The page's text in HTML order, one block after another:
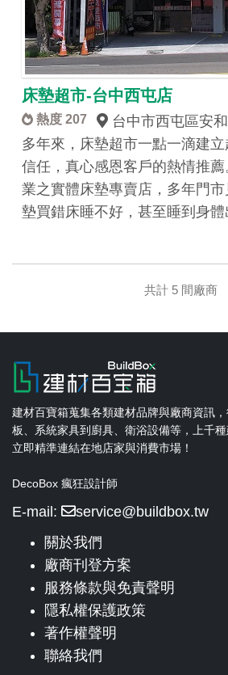
床墊超市-台中西屯店
熱度 207
台中市西屯區安
多年來，床墊超市一點一滴建
信任，真心感恩客戶的熱情推
業之實體床墊專賣店，多年門
墊買錯床睡不好，甚至睡到身
共計 5 間廠商
建材百寶箱蒐集各類建材品牌與廠商資訊
板、系統家具到廚具、衛浴設備等，上千種
立即精準連結在地店家與消費市場！
DecoBox 瘋狂設計師
E-mail:
service@buildbox.tw
關於我們
廠商刊登方案
服務條款與免責聲明
隱私權保護政策
著作權聲明
聯絡我們